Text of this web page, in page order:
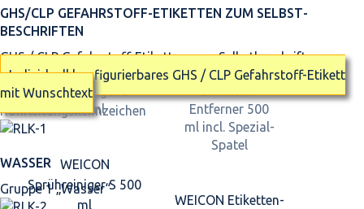
GHS/CLP GEFAHRSTOFF-ETIKETTEN ZUM SELBST­
BESCHRIFTEN
GHS / CLP Gefahrstoff-Etiketten zum Selbstbeschriften
Individuell konfigurierbares GHS / CLP Gefahrstoff-Etikett
mit Wunschtext
Rohrleitungskennzeichen
WASSER
Gruppe 1 „Wasser“
WEICON
Sprühreiniger S 500
ml
WEICON Etiketten-